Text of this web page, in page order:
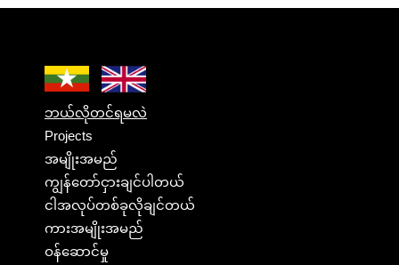
ဘယ်လိုတင်ရမလဲ
Projects
အမျိုးအမည်
ကျွန်တော်ငှားချင်ပါတယ်
ငါအလုပ်တစ်ခုလိုချင်တယ်
ကားအမျိုးအမည်
ဝန်ဆောင်မှု